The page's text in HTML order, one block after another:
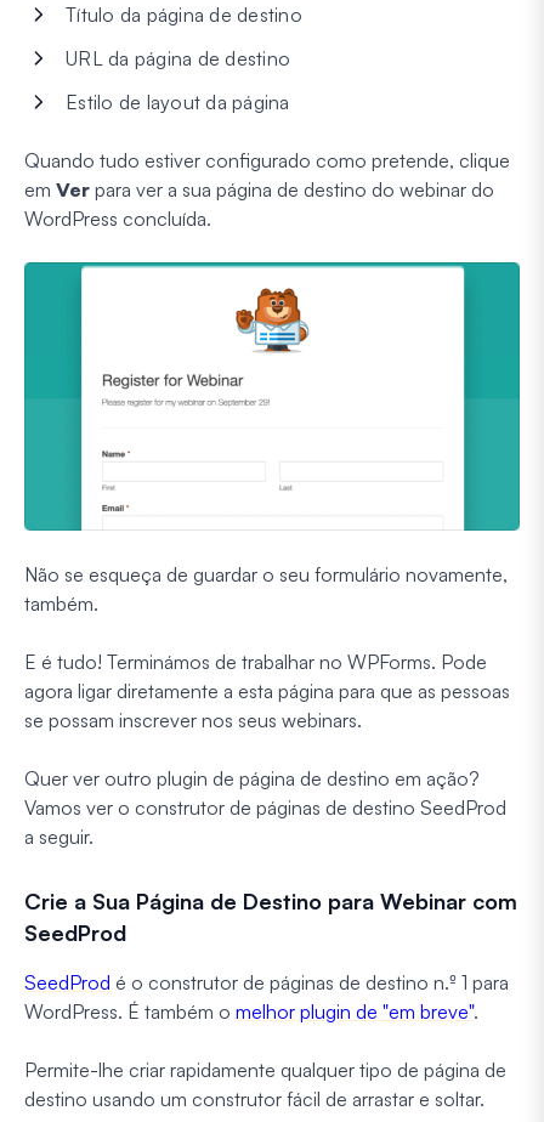
Título da página de destino
URL da página de destino
Estilo de layout da página
Quando tudo estiver configurado como pretende, clique
em Ver para ver a sua página de destino do webinar do
WordPress concluída.
Não se esqueça de guardar o seu formulário novamente,
também.
E é tudo! Terminámos de trabalhar no WPForms. Pode
agora ligar diretamente a esta página para que as pessoas
se possam inscrever nos seus webinars.
Quer ver outro plugin de página de destino em ação?
Vamos ver o construtor de páginas de destino SeedProd
a seguir.
Crie a Sua Página de Destino para Webinar com
SeedProd
SeedProd é o construtor de páginas de destino n.º 1 para
WordPress. É também o melhor plugin de "em breve".
Permite-lhe criar rapidamente qualquer tipo de página de
destino usando um construtor fácil de arrastar e soltar.